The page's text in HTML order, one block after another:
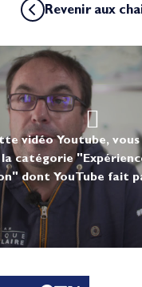
Revenir aux
vidéo Youtube,
la catégorie
dont YouTube fait